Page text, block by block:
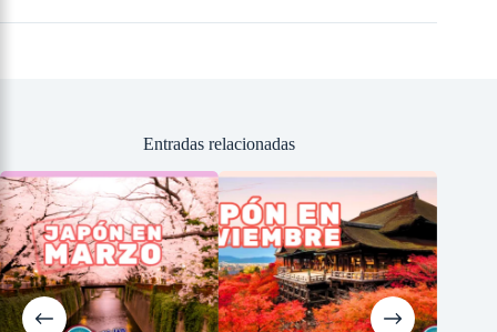
Entradas relacionadas